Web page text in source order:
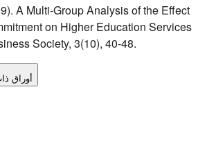
A Multi-Group Analysis of the Effect
on Higher Education Services
Society, 3(10), 40-48.
أوراق